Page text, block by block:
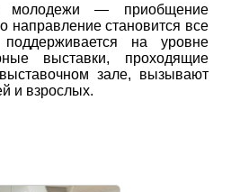
молодежи — приобщение
направление становится все
на уровне
выставки, проходящие
зале, вызывают
и взрослых.